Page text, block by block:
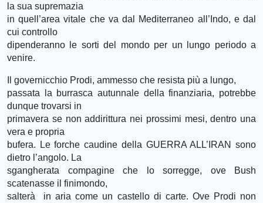
la sua supremazia
in quell’area vitale che va dal Mediterraneo all’Indo, e dal
cui controllo
dipenderanno le sorti del mondo per un lungo periodo a
venire.
Il governicchio Prodi, ammesso che resista più a lungo,
passata la burrasca autunnale della finanziaria, potrebbe
dunque trovarsi in
primavera se non addirittura nei prossimi mesi, dentro una
vera e propria
bufera. Le forche caudine della GUERRA ALL’IRAN sono
dietro l’angolo. La
sgangherata compagine che lo sorregge, ove Bush
scatenasse il finimondo,
salterà in aria come un castello di carte. Ove Prodi non